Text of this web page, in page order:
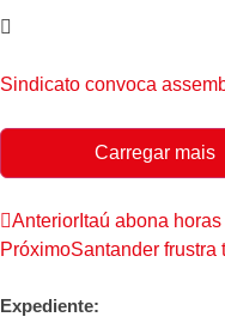
Sindicato convoca
Carregar mais
Anterior Itaú abona
PróximoSantander
Expediente: